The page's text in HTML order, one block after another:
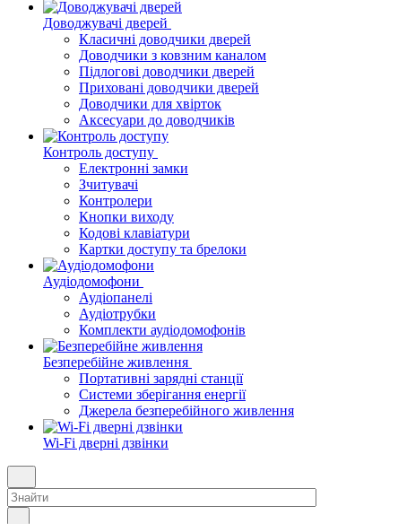
Доводжувачі дверей
Класичні доводчики дверей
Доводчики з ковзним каналом
Підлогові доводчики дверей
Приховані доводчики дверей
Доводчики для хвірток
Аксесуари до доводчиків
Контроль доступу
Електронні замки
Зчитувачі
Контролери
Кнопки виходу
Кодові клавіатури
Картки доступу та брелоки
Аудіодомофони
Аудіопанелі
Аудіотрубки
Комплекти аудіодомофонів
Безперебійне живлення
Портативні зарядні станції
Системи зберігання енергії
Джерела безперебійного живлення
Wi-Fi дверні дзвінки